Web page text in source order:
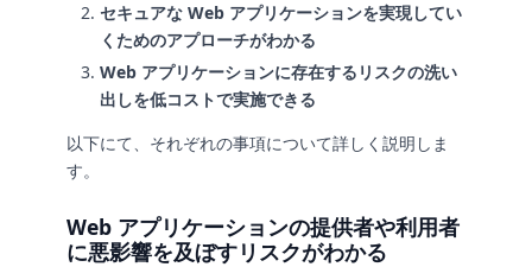
セキュアな Web アプリケーションを実現してい
くためのアプローチがわかる
Web アプリケーションに存在するリスクの洗い
出しを低コストで実施できる
以下にて、それぞれの事項について詳しく説明しま
す。
Web アプリケーションの提供者や利用者
に悪影響を及ぼすリスクがわかる